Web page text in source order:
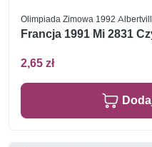
Olimpiada Zimowa 1992
Francja 1991 Mi 2831
2,65 zł